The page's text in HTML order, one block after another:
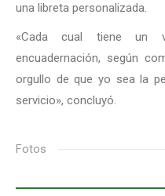
una libreta personalizada.
«Cada cual tiene un
encuadernación, según
orgullo de que yo sea la
servicio», concluyó.
Fotos